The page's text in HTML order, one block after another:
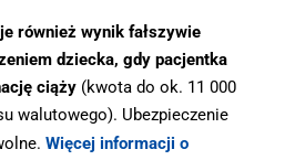
również wynik fałszywie
dziecka, gdy pacjentka
ciąży (kwota do ok. 11 000
walutowego). Ubezpieczenie
Więcej informacji o